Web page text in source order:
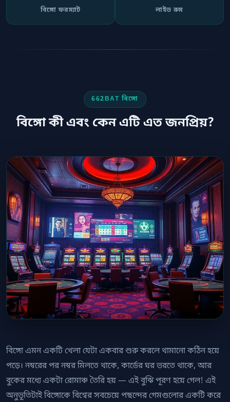
73
24
বিঙ্গো ফরম্যাট লাইভ রুম
662BAT বিঙ্গো
বিঙ্গো কী এবং কেন এটি এত জনপ্রিয়?
বিঙ্গো এমন একটি খেলা যেটা একবার শুরু করলে থামানো কঠিন হয়ে
পড়ে। নম্বরের পর নম্বর মিলতে থাকে, কার্ডের ঘর ভরতে থাকে, আর
বুকের মধ্যে একটা রোমাঞ্চ তৈরি হয় — এই বুঝি পূরণ হয়ে গেল! এই
অনুভূতিটাই বিঙ্গোকে বিশ্বের সবচেয়ে পছন্দের গেমগুলোর একটি করে